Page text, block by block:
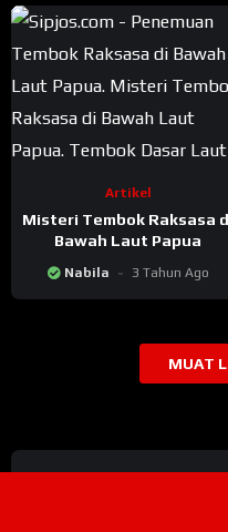
Artikel
Misteri Tembok Raksasa
Bawah Laut Papua
Nabila 3 Tahun Ago
MUAT